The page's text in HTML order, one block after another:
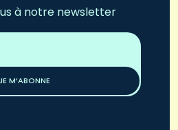
à notre newsletter
M’ABONNE